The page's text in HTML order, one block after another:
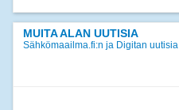
MUITA ALAN UUTISIA
Sähkömaailma.fi:n ja Digitan uutisia